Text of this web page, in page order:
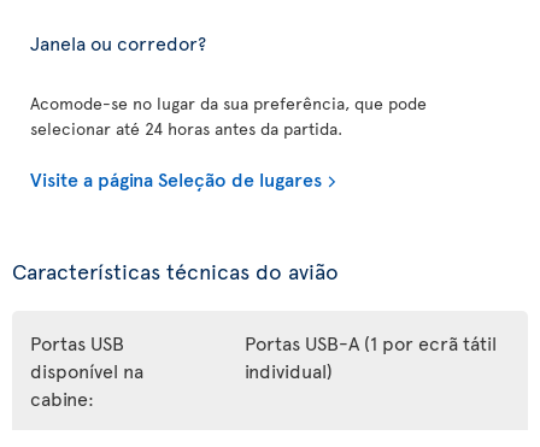
Janela ou corredor?
Acomode-se no lugar da sua preferência, que pode
selecionar até 24 horas antes da partida.
Visite a página Seleção de lugares
Características técnicas do avião
Portas USB
disponível na
cabine:
Portas USB-A (1 por ecrã tátil
individual)